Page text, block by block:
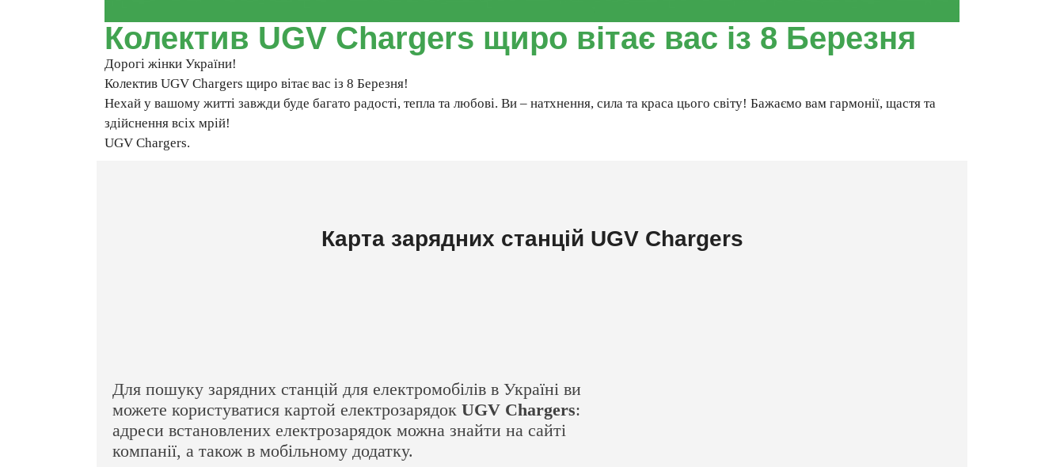
Колектив UGV Chargers щиро вітає вас із 8 Березня
Дорогі жінки України!
Колектив UGV Chargers щиро вітає вас із 8 Березня!
Нехай у вашому житті завжди буде багато радості, тепла та любові. Ви – натхнення, сила та краса цього світу! Бажаємо вам гармонії, щастя та
здійснення всіх мрій!
UGV Chargers.
Карта зарядних станцій UGV Chargers
Для пошуку зарядних станцій для електромобілів в Україні ви
можете користуватися картой електрозарядок UGV Chargers:
адреси встановлених електрозарядок можна знайти на сайті
компанії, а також в мобільному додатку.